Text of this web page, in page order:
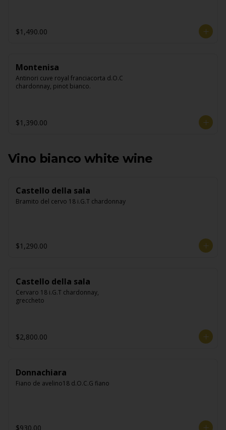
$1,490.00
Montenisa
Antinori cuve royal franciacorta d.O.C
chardonnay, pinot bianco.
$1,390.00
Vino bianco white wine
Castello della sala
Bramito del cervo 18 i.G.T chardonnay
$1,290.00
Castello della sala
Cervaro 18 i.G.T chardonnay,
greccheto
$2,800.00
Donnachiara
Fiano de avelino18 d.O.C.G fiano
$930.00